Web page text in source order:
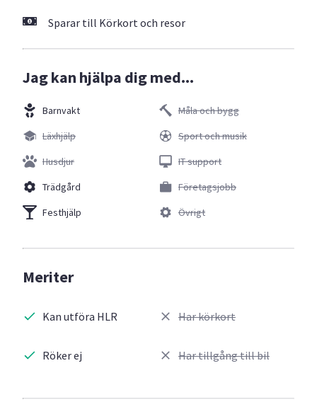
Sparar till Körkort och resor
Jag kan hjälpa dig med...
Barnvakt
Läxhjälp
Husdjur
Trädgård
Festhjälp
Måla och bygg
Sport och musik
IT support
Företagsjobb
Övrigt
Meriter
Kan utföra HLR
Röker ej
Har körkort
Har tillgång till bil